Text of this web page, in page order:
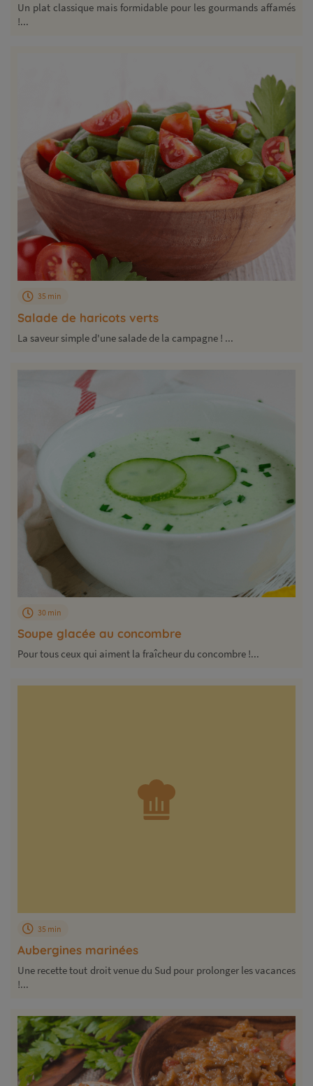
Un plat classique mais formidable pour les gourmands affamés
!...
Salade de haricots verts
35 min
La saveur simple d'une salade de la campagne ! ...
Soupe glacée au concombre
30 min
Pour tous ceux qui aiment la fraîcheur du concombre !...
Aubergines marinées
35 min
Une recette tout droit venue du Sud pour prolonger les vacances
!...